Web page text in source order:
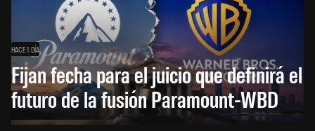
HACE 1 DÍA
Fijan fecha para el juicio que definirá el
futuro de la fusión Paramount-WBD